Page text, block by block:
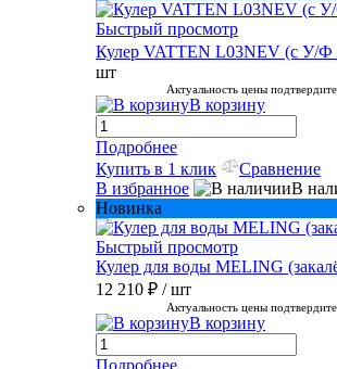
Быстрый просмотр
Кулер VATTEN L03NEV (с У/Ф
шт
Актуальность цены
В корзину
Подробнее
Купить в 1 клик
Сравнение
В избранное
В
Новинка
Быстрый просмотр
Кулер для воды MELING
12 210 ₽ / шт
Актуальность цены
В корзину
Подробнее